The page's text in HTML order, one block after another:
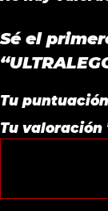
Sé el
Tu puntuación
Tu valoración